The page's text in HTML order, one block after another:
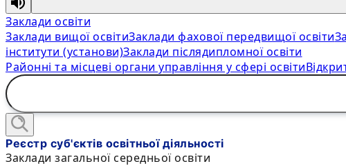
Заклади освіти
Заклади вищої освітиЗаклади фахової передвищої освіти
інститути (установи)Заклади післядипломної освіти
Районні та місцеві органи управління у сфері освіти
Реєстр суб'єктів освітньої діяльності
Заклади загальної середньої освіти